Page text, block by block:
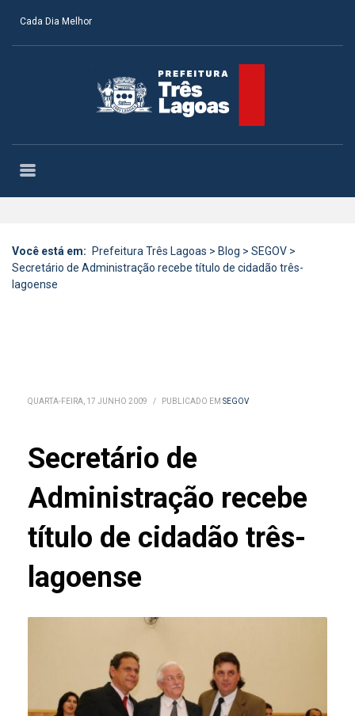
Cada Dia Melhor
Você está em: Prefeitura Três Lagoas > Blog > SEGOV >
Secretário de Administração recebe título de cidadão três-
lagoense
QUARTA-FEIRA, 17 JUNHO 2009 / PUBLICADO EM SEGOV
Secretário de
Administração recebe
título de cidadão três-
lagoense